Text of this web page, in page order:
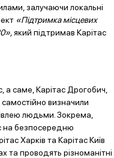
залучаючи локальні
«Підтримка місцевих
який підтримав Карітас
а саме, Карітас Дрогобич,
визначили
людьми. Зокрема,
на безпосередню
Харків та Карітас Київ
та проводять різноманітні